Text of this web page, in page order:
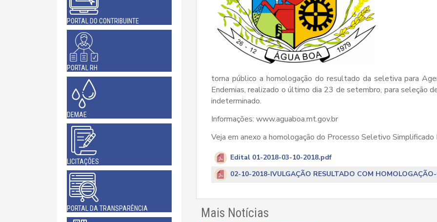
PORTAL DO CONTRIBUINTE
PORTAL RH
DEMAE
LICITAÇÕES
PORTAL DA TRANSPARÊNCIA
torna público a homologação do resultado da seletiva para
Endemias, realizado o último dia 23 de setembro, para seleção
indeterminado.
Informações: www.aguaboa.mt.gov.br
Veja em anexo a homologação do Processo Seletivo
Edital 01-2018-03-10-2018.pdf
02-10-2018-IVULGAÇÃO RESULTADO COM
Mais Notícias